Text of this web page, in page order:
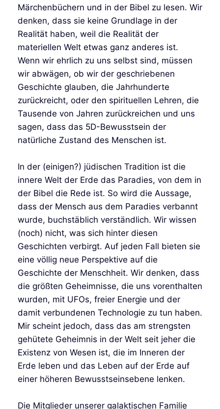
Märchenbüchern und in der Bibel zu lesen. Wir
denken, dass sie keine Grundlage in der
Realität haben, weil die Realität der
materiellen Welt etwas ganz anderes ist.
Wenn wir ehrlich zu uns selbst sind, müssen
wir abwägen, ob wir der geschriebenen
Geschichte glauben, die Jahrhunderte
zurückreicht, oder den spirituellen Lehren, die
Tausende von Jahren zurückreichen und uns
sagen, dass das 5D-Bewusstsein der
natürliche Zustand des Menschen ist.
In der (einigen?) jüdischen Tradition ist die
innere Welt der Erde das Paradies, von dem in
der Bibel die Rede ist. So wird die Aussage,
dass der Mensch aus dem Paradies verbannt
wurde, buchstäblich verständlich. Wir wissen
(noch) nicht, was sich hinter diesen
Geschichten verbirgt. Auf jeden Fall bieten sie
eine völlig neue Perspektive auf die
Geschichte der Menschheit. Wir denken, dass
die größten Geheimnisse, die uns vorenthalten
wurden, mit UFOs, freier Energie und der
damit verbundenen Technologie zu tun haben.
Mir scheint jedoch, dass das am strengsten
gehütete Geheimnis in der Welt seit jeher die
Existenz von Wesen ist, die im Inneren der
Erde leben und das Leben auf der Erde auf
einer höheren Bewusstseinsebene lenken.
Die Mitglieder unserer galaktischen Familie